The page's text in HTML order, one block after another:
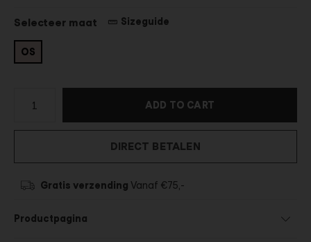
Selecteer maat Sizeguide
OS
ADD TO CART
DIRECT BETALEN
Gratis verzending Vanaf €75,-
Productpagina